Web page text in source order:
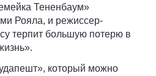
Тененбаум»
Рояла, и режиссер-
терпит большую потерю в
который можно